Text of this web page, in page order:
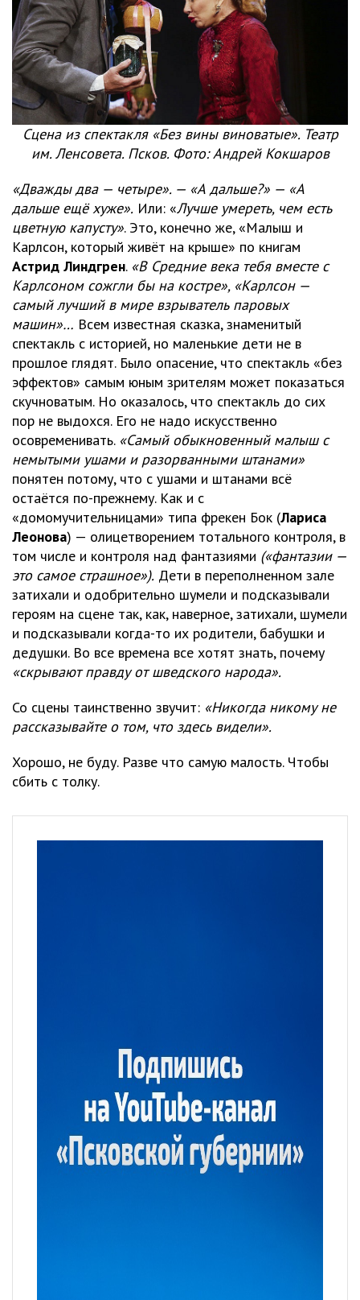
Сцена из спектакля «Без вины виноватые». Театр
им. Ленсовета. Псков. Фото: Андрей Кокшаров
«Дважды два — четыре». — «А дальше?» — «А
дальше ещё хуже». Или: «Лучше умереть, чем есть
цветную капусту». Это, конечно же, «Малыш и
Карлсон, который живёт на крыше» по книгам
Астрид Линдгрен. «В Средние века тебя вместе с
Карлсоном сожгли бы на костре», «Карлсон —
самый лучший в мире взрыватель паровых
машин»… Всем известная сказка, знаменитый
спектакль с историей, но маленькие дети не в
прошлое глядят. Было опасение, что спектакль «без
эффектов» самым юным зрителям может показаться
скучноватым. Но оказалось, что спектакль до сих
пор не выдохся. Его не надо искусственно
осовременивать. «Самый обыкновенный малыш с
немытыми ушами и разорванными штанами»
понятен потому, что с ушами и штанами всё
остаётся по-прежнему. Как и с
«домомучительницами» типа фрекен Бок (Лариса
Леонова) — олицетворением тотального контроля, в
том числе и контроля над фантазиями («фантазии —
это самое страшное»). Дети в переполненном зале
затихали и одобрительно шумели и подсказывали
героям на сцене так, как, наверное, затихали, шумели
и подсказывали когда-то их родители, бабушки и
дедушки. Во все времена все хотят знать, почему
«скрывают правду от шведского народа».
Со сцены таинственно звучит: «Никогда никому не
рассказывайте о том, что здесь видели».
Хорошо, не буду. Разве что самую малость. Чтобы
сбить с толку.